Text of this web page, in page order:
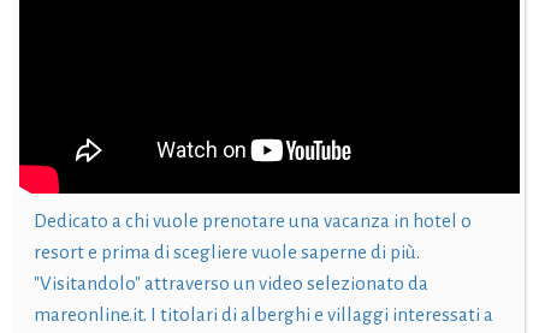
Dedicato a chi vuole prenotare una vacanza in hotel o
resort e prima di scegliere vuole saperne di più.
"Visitandolo" attraverso un video selezionato da
mareonline.it. I titolari di alberghi e villaggi interessati a